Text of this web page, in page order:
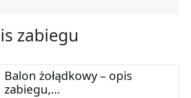
zabiegu
Balon żołądkowy – opis
zabiegu,…